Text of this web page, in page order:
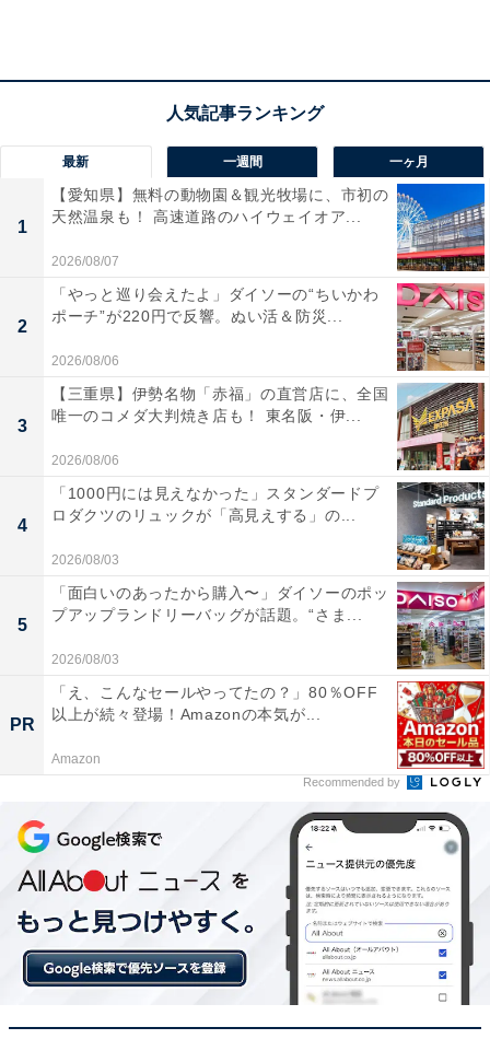
「&L&」は、ライブ出演者がおすすめする商品を視聴中
から購入できるショッピングサイト。5月30日～6月2日
には「Uchi Café プレミアムロールケーキ 4号」の魅力や
おすすめのアレンジを紹介するライブが開催され、タレ
ントの近藤千尋さんや、お笑いコンビ・なすなかにしの
2人などが出演していました。
現在はアーカイブ配信が視聴可能になっており、「Uchi
Café プレミアムロールケーキ 4号」はそちらのアーカイ
ブ配信、もしくは「&L&」公式サイトから注文可能で
す。なお、ローソン店舗での販売はありません。
最新 一週間 一ヶ月
1
【愛知県】無料の動物園＆観光牧場に、市初の
天然温泉も！ 高速道路のハイウェイオア...
2026/08/07
2
「やっと巡り会えたよ」ダイソーの“ちいかわ
ポーチ”が220円で反響。ぬい活＆防災...
2026/08/06
3
【三重県】伊勢名物「赤福」の直営店に、全国
唯一のコメダ大判焼き店も！ 東名阪・伊...
2026/08/06
4
「1000円には見えなかった」スタンダードプ
ロダクツのリュックが「高見えする」の...
2026/08/03
5
「面白いのあったから購入〜」ダイソーのポッ
プアップランドリーバッグが話題。“さま...
2026/08/03
PR
「え、こんなセールやってたの？」80％OFF
以上が続々登場！Amazonの本気が...
Amazon
Recommended by